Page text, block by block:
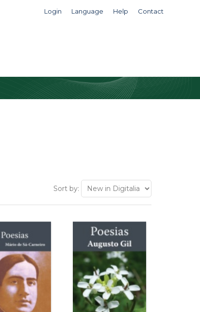
Login Language Help Contact
Sort by: